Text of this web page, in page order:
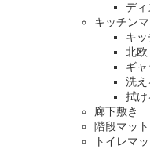
ディ
キッチン
キ
北欧
ギ
洗え
拭け
廊下敷き
階段マット
トイレマッ